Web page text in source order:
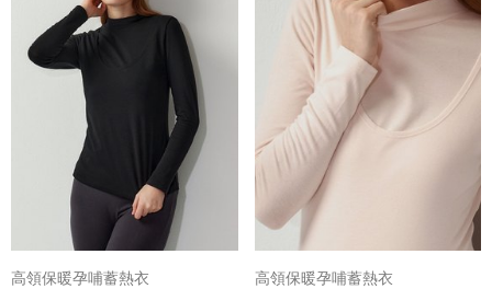
高領保暖孕哺蓄熱衣 高領保暖孕哺蓄熱衣